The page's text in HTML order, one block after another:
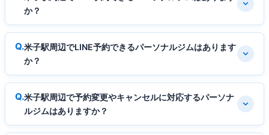
か？
米子駅周辺でLINE予約できるパーソナルジムはあります
か？
米子駅周辺で予約変更やキャンセルに対応するパーソナ
ルジムはありますか？